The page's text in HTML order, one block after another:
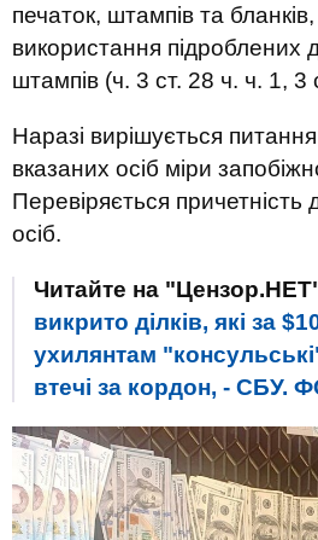
печаток, штампів та
використання підроблених
штампів (ч. 3 ст. 28 ч. ч. 1, 3
Наразі вирішується
вказаних осіб міри
Перевіряється причетність
осіб.
Читайте на
викрито ділків, які за
ухилянтам
втечі за кордон, - СБУ.